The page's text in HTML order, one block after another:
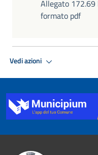
Allegato 172.69
formato pdf
Vedi azioni